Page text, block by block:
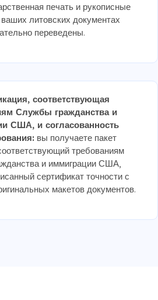
печать и рукописные
литовских документах
переведены.
соответствующая
Службы гражданства и
США, и согласованность
вы получаете пакет
требованиям
и иммиграции США,
сертификат точности с
макетов документов.